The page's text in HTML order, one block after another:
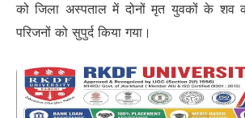
को जिला अस्पताल में दोनों मृत युवकों के शव
परिजनों को सुपुर्द किया गया।